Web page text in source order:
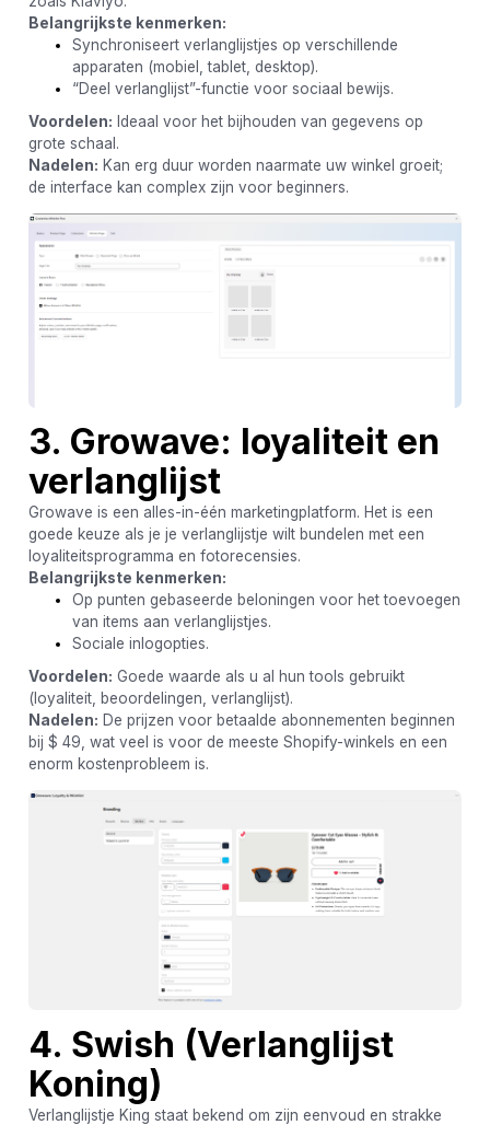
Belangrijkste kenmerken:
Synchroniseert verlanglijstjes op verschillende
apparaten (mobiel, tablet, desktop).
“Deel verlanglijst”-functie voor sociaal bewijs.
Voordelen: Ideaal voor het bijhouden van gegevens op
grote schaal.
Nadelen: Kan erg duur worden naarmate uw winkel groeit;
de interface kan complex zijn voor beginners.
3. Growave: loyaliteit en
verlanglijst
Growave is een alles-in-één marketingplatform. Het is een
goede keuze als je je verlanglijstje wilt bundelen met een
loyaliteitsprogramma en fotorecensies.
Belangrijkste kenmerken:
Op punten gebaseerde beloningen voor het toevoegen
van items aan verlanglijstjes.
Sociale inlogopties.
Voordelen: Goede waarde als u al hun tools gebruikt
(loyaliteit, beoordelingen, verlanglijst).
Nadelen: De prijzen voor betaalde abonnementen beginnen
bij $ 49, wat veel is voor de meeste Shopify-winkels en een
enorm kostenprobleem is.
4. Swish (Verlanglijst
Koning)
Verlanglijstje King staat bekend om zijn eenvoud en strakke